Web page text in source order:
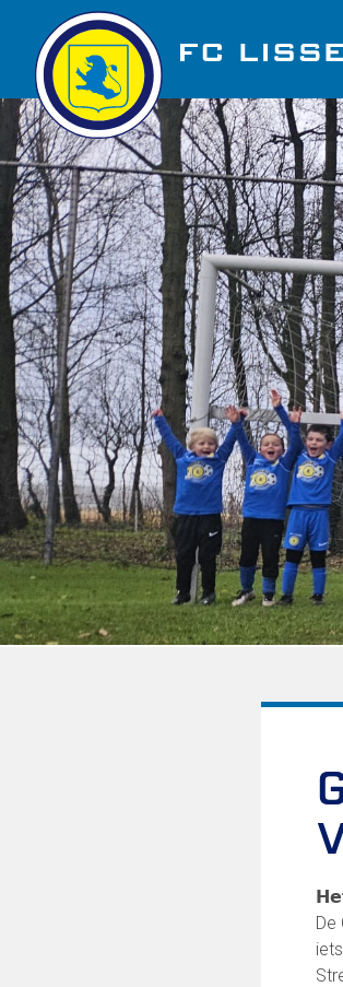
Golfbaan Ter Specke
Nieuws
Vacatures
Over FC Lisse
Organisatie
Informatie voor de Pers
Onze historie
Onze S.P.O.R.T waarden
Fysiotherapie voor leden
Onze vrijwilligers en ereleden
Sportiviteit & respect
De